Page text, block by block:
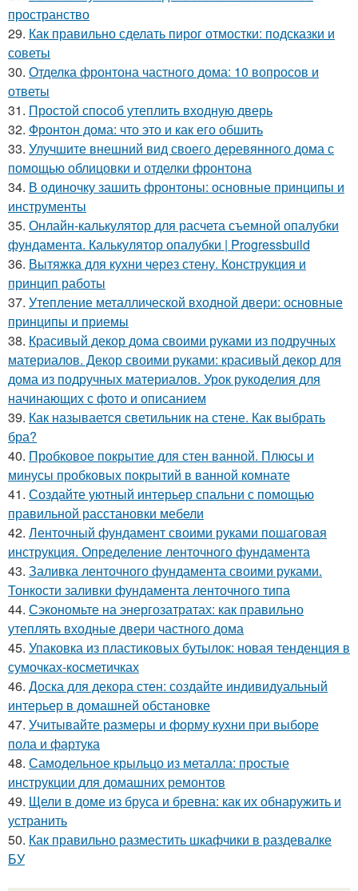
пространство
29. Как правильно сделать пирог отмостки: подсказки и
советы
30. Отделка фронтона частного дома: 10 вопросов и
ответы
31. Простой способ утеплить входную дверь
32. Фронтон дома: что это и как его обшить
33. Улучшите внешний вид своего деревянного дома с
помощью облицовки и отделки фронтона
34. В одиночку зашить фронтоны: основные принципы и
инструменты
35. Онлайн-калькулятор для расчета съемной опалубки
фундамента. Калькулятор опалубки | Progressbuild
36. Вытяжка для кухни через стену. Конструкция и
принцип работы
37. Утепление металлической входной двери: основные
принципы и приемы
38. Красивый декор дома своими руками из подручных
материалов. Декор своими руками: красивый декор для
дома из подручных материалов. Урок рукоделия для
начинающих с фото и описанием
39. Как называется светильник на стене. Как выбрать
бра?
40. Пробковое покрытие для стен ванной. Плюсы и
минусы пробковых покрытий в ванной комнате
41. Создайте уютный интерьер спальни с помощью
правильной расстановки мебели
42. Ленточный фундамент своими руками пошаговая
инструкция. Определение ленточного фундамента
43. Заливка ленточного фундамента своими руками.
Тонкости заливки фундамента ленточного типа
44. Сэкономьте на энергозатратах: как правильно
утеплять входные двери частного дома
45. Упаковка из пластиковых бутылок: новая тенденция в
сумочках-косметичках
46. Доска для декора стен: создайте индивидуальный
интерьер в домашней обстановке
47. Учитывайте размеры и форму кухни при выборе
пола и фартука
48. Самодельное крыльцо из металла: простые
инструкции для домашних ремонтов
49. Щели в доме из бруса и бревна: как их обнаружить и
устранить
50. Как правильно разместить шкафчики в раздевалке
БУ